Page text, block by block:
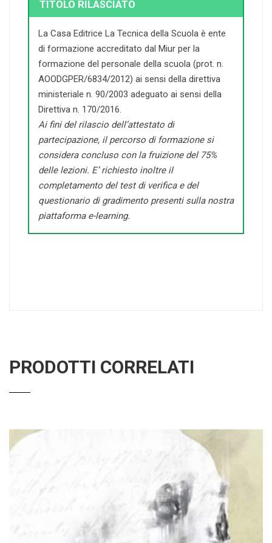
TITOLO RILASCIATO
La Casa Editrice La Tecnica della Scuola è ente
di formazione accreditato dal Miur per la
formazione del personale della scuola (prot. n.
AOODGPER/6834/2012) ai sensi della direttiva
ministeriale n. 90/2003 adeguato ai sensi della
Direttiva n. 170/2016.
Ai fini del rilascio dell’attestato di
partecipazione, il percorso di formazione si
considera concluso con la fruizione del 75%
delle lezioni. E’ richiesto inoltre il
completamento del test di verifica e del
questionario di gradimento presenti sulla nostra
piattaforma e-learning.
PRODOTTI CORRELATI